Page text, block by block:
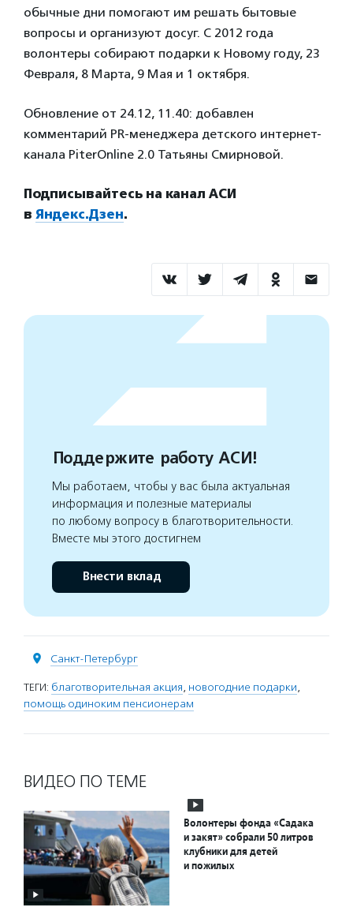
обычные дни помогают им решать бытовые
вопросы и организуют досуг. С 2012 года
волонтеры собирают подарки к Новому году, 23
Февраля, 8 Марта, 9 Мая и 1 октября.
Обновление от 24.12, 11.40: добавлен
комментарий PR-менеджера детского интернет-
канала PiterOnline 2.0 Татьяны Смирновой.
Подписывайтесь на канал АСИ
в Яндекс.Дзен.
Поддержите работу АСИ!
Мы работаем, чтобы у вас была актуальная
информация и полезные материалы
по любому вопросу в благотворительности.
Вместе мы этого достигнем
Внести вклад
Санкт-Петербург
ТЕГИ: благотворительная акция, новогодние подарки,
помощь одиноким пенсионерам
ВИДЕО ПО ТЕМЕ
Волонтеры фонда «Садака
и закят» собрали 50 литров
клубники для детей
и пожилых